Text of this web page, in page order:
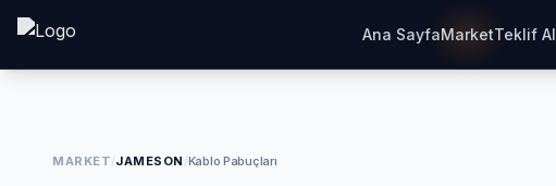
Ana SayfaMarketTeklif Al
MARKET/JAMESON /Kablo Pabuçları